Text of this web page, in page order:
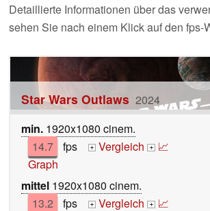
Detaillierte Informationen über das
sehen Sie nach einem Klick auf den fps-
Star Wars Outlaws 2024
min. 1920x1080 cinem.
14.7
fps + Vergleich + 📈
Graph
mittel 1920x1080 cinem.
13.2
fps + Vergleich + 📈